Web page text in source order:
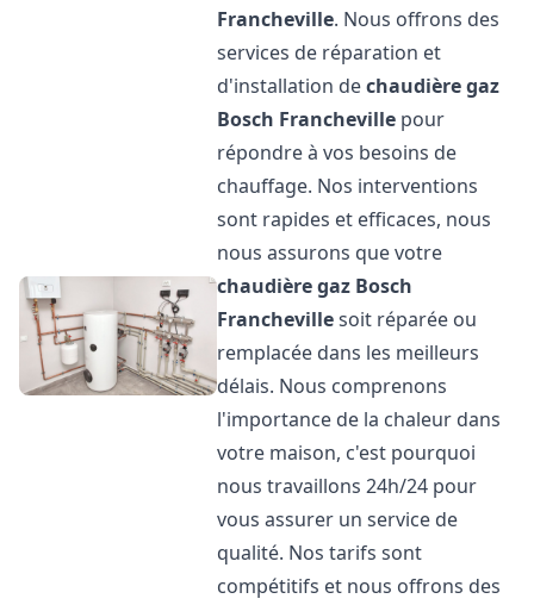
Francheville. Nous offrons des
services de réparation et
d'installation dechaudière gaz
Bosch Francheville pour
répondre à vos besoins de
chauffage. Nos interventions
sont rapides et efficaces, nous
nous assurons que votre
chaudière gaz Bosch
Franchevillesoit réparée ou
remplacée dans les meilleurs
délais. Nous comprenons
l'importance de la chaleur dans
votre maison, c'est pourquoi
nous travaillons 24h/24 pour
vous assurer un service de
qualité. Nos tarifs sont
compétitifs et nous offrons des